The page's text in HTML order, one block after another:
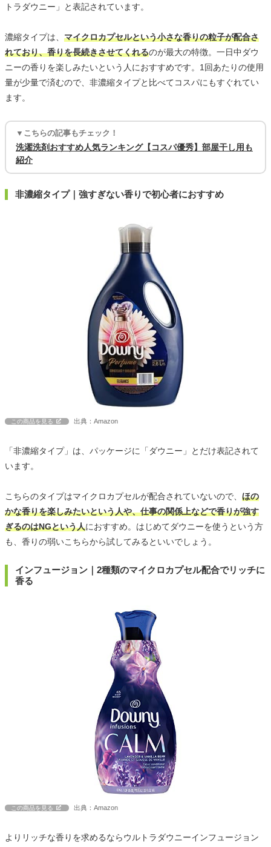
トラダウニー」と表記されています。
濃縮タイプは、 マイクロカプセルという小さな香りの粒子が配合さ
れており、香りを長続きさせてくれるのが最大の特徴。一日中ダウ
ニーの香りを楽しみたいという人におすすめです。1回あたりの使用
量が少量で済むので、非濃縮タイプと比べてコスパにもすぐれてい
ます。
▼こちらの記事もチェック！
洗濯洗剤おすすめ人気ランキング【コスパ優秀】部屋干し用も
紹介
非濃縮タイプ｜強すぎない香りで初心者におすすめ
この商品を見る 出典：Amazon
「非濃縮タイプ」は、パッケージに「ダウニー」とだけ表記されて
います。
こちらのタイプはマイクロカプセルが配合されていないので、 ほの
かな香りを楽しみたいという人や、仕事の関係上などで香りが強す
ぎるのはNGという人におすすめ。はじめてダウニーを使うという方
も、香りの弱いこちらから試してみるといいでしょう。
インフュージョン｜2種類のマイクロカプセル配合でリッチに
香る
この商品を見る 出典：Amazon
よりリッチな香りを求めるならウルトラダウニーインフュージョン